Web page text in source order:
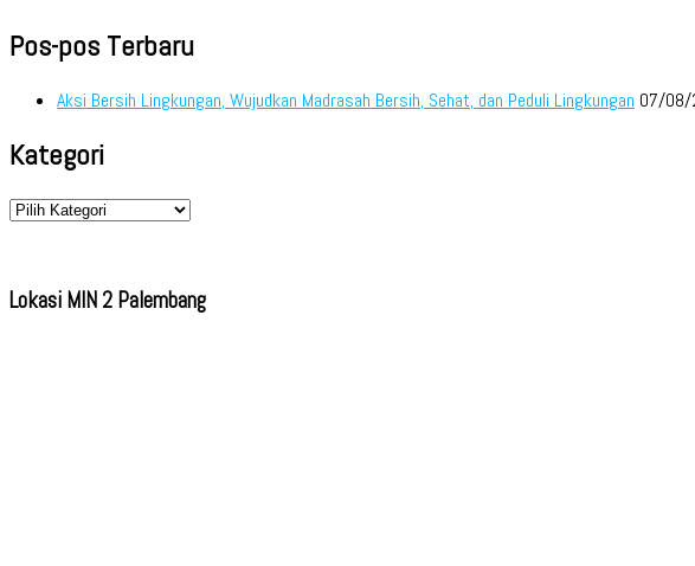
Pos-pos Terbaru
Aksi Bersih Lingkungan, Wujudkan Madrasah Bersih, Sehat, dan Peduli Lingkungan 07/08/
Kategori
Kategori
Lokasi MIN 2 Palembang